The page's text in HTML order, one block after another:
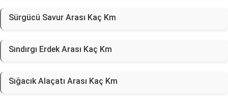
Sürgücü Savur Arası Kaç Km
Sındırgı Erdek Arası Kaç Km
Sığacık Alaçatı Arası Kaç Km